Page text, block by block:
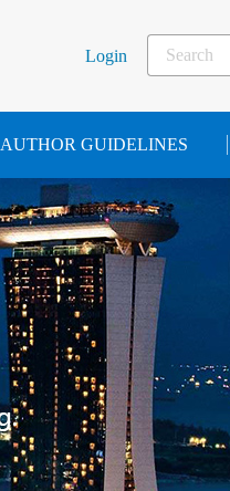
Login
AUTHOR GUIDELINES